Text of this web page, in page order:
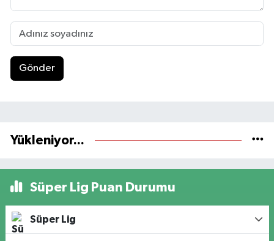
Gönder
Yükleniyor...
Süper Lig Puan Durumu
Süper Lig